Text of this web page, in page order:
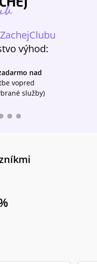
ZachejClubu
výhod:
nad
vopred
služby)